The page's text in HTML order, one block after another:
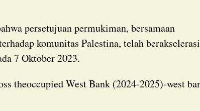
komunitas Palestina, telah berakselerasi
7 Oktober 2023.